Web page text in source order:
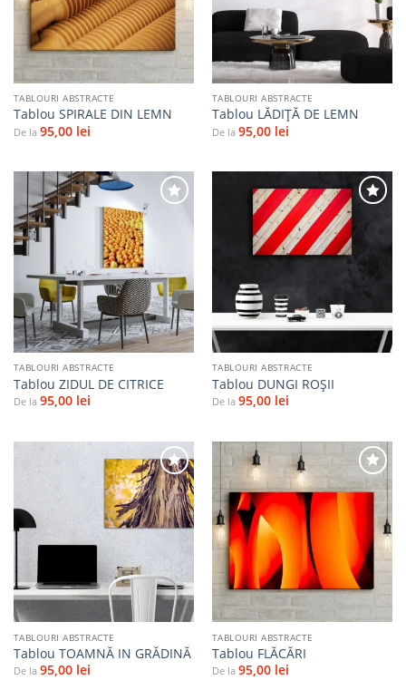
favorite
TABLOURI ABSTRACTE
Tablou SPIRALE DIN LEMN
De la 95,00 lei
favorite
TABLOURI ABSTRACTE
Tablou LĂDIȚĂ DE LEMN
De la 95,00 lei
favorite
TABLOURI ABSTRACTE
Tablou ZIDUL DE CITRICE
De la 95,00 lei
Adaugă
la
favorite
TABLOURI ABSTRACTE
Tablou DUNGI ROŞII
De la 95,00 lei
Adaugă
la
favorite
TABLOURI ABSTRACTE
Tablou TOAMNĂ IN GRĂDINĂ
De la 95,00 lei
Adaugă
favorite
TABLOURI ABSTRACTE
Tablou FLĂCĂRI
De la 95,00 lei